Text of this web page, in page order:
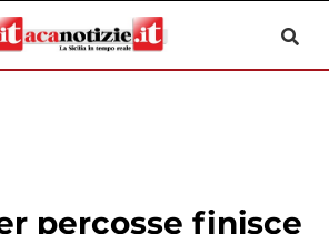
percosse finisce